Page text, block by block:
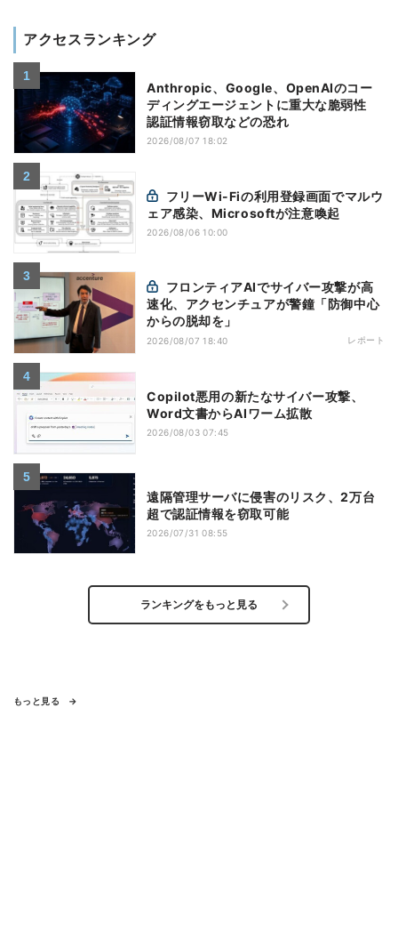
アクセスランキング
Anthropic、Google、OpenAIのコー
ディングエージェントに重大な脆弱性
認証情報窃取などの恐れ
2026/08/07 18:02
ェア感染、Microsoftが注意喚起
2026/08/06 10:00
速化、アクセンチュアが警鐘「防御中心
からの脱却を」
2026/08/07 18:40 レポート
Copilot悪用の新たなサイバー攻撃、
Word文書からAIワーム拡散
2026/08/03 07:45
遠隔管理サーバに侵害のリスク、2万台
超で認証情報を窃取可能
2026/07/31 08:55
ランキングをもっと見る
もっと見る